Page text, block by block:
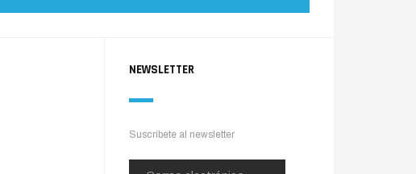
NEWSLETTER
Suscríbete al newsletter